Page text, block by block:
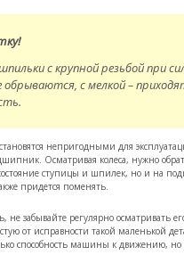
с крупной резьбой при
с мелкой –
непригодными для
Осматривая колеса, нужно
ступицы и шпилек, но и на
придется поменять.
не забывайте регулярно осматривать
от исправности такой маленькой
способность машины к движению,